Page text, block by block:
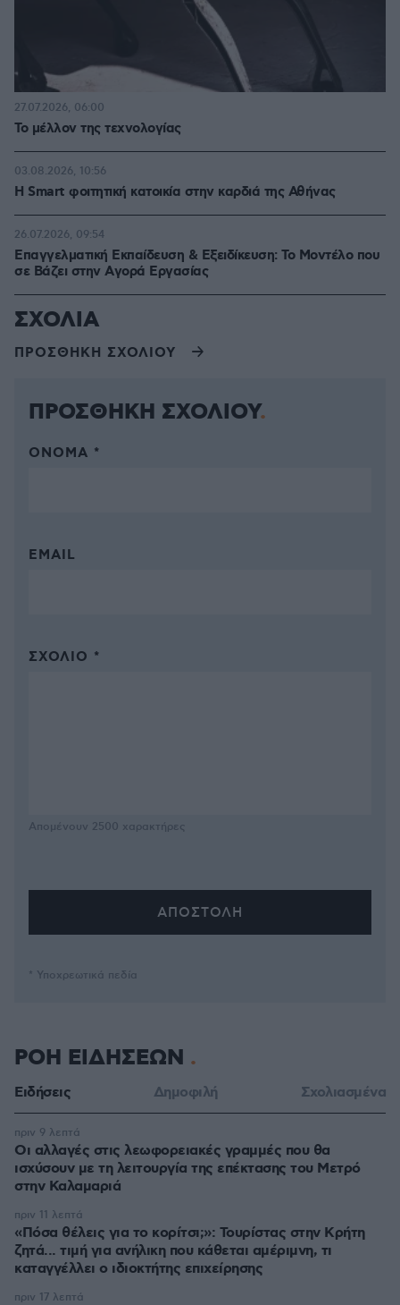
Το μέλλον της τεχνολογίας
27.07.2026, 06:00
Η Smart φοιτητική κατοικία στην καρδιά της Αθήνας
03.08.2026, 10:56
Επαγγελματική Εκπαίδευση & Εξειδίκευση: Το Mοντέλο που
σε Bάζει στην Aγορά Eργασίας
26.07.2026, 09:54
ΣΧΟΛΙΑ
ΠΡΟΣΘΗΚΗ ΣΧΟΛΙΟΥ
ΠΡΟΣΘΗΚΗ ΣΧΟΛΙΟΥ
ΌΝΟΜΑ *
EMAIL
ΣΧΌΛΙΟ *
Απομένουν 2500 χαρακτήρες
* Υποχρεωτικά πεδία
ΡΟΗ ΕΙΔΗΣΕΩΝ
Ειδήσεις Δημοφιλή Σχολιασμένα
Οι αλλαγές στις λεωφορειακές γραμμές που θα
ισχύσουν με τη λειτουργία της επέκτασης του Μετρό
στην Καλαμαριά
πριν 9 λεπτά
«Πόσα θέλεις για το κορίτσι;»: Τουρίστας στην Κρήτη
ζητά... τιμή για ανήλικη που κάθεται αμέριμνη, τι
καταγγέλλει ο ιδιοκτήτης επιχείρησης
πριν 11 λεπτά
πριν 17 λεπτά